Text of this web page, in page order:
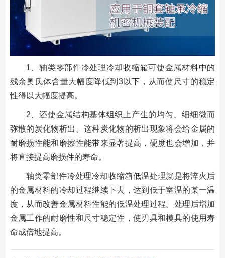
1、轴类零部件冷处理冷却收缩箱可使金属材料中的
残余奥氏体含量大幅度降低到3以下，从而使尺寸的稳定
性得以大幅度提高。
2、还使金属结构基体组织上产生的均匀、细细微而
弥散的炭化物析出。这种炭化物的析出现象将会给金属的
耐磨损性能和磨擦性能带来显著提高，硬度也会增加，并
将直接提高磨损件的寿命。
轴类零部件冷处理冷却收缩箱低温处理就是将淬火后
的金属材料的冷却过程继续下去，达到低于室温的某一温
度，从而改善金属材料性能的低温处理过程。处理后增加
金属工作的耐磨性和尺寸稳定性，使刃具和模具的使用寿
命成倍地提高。